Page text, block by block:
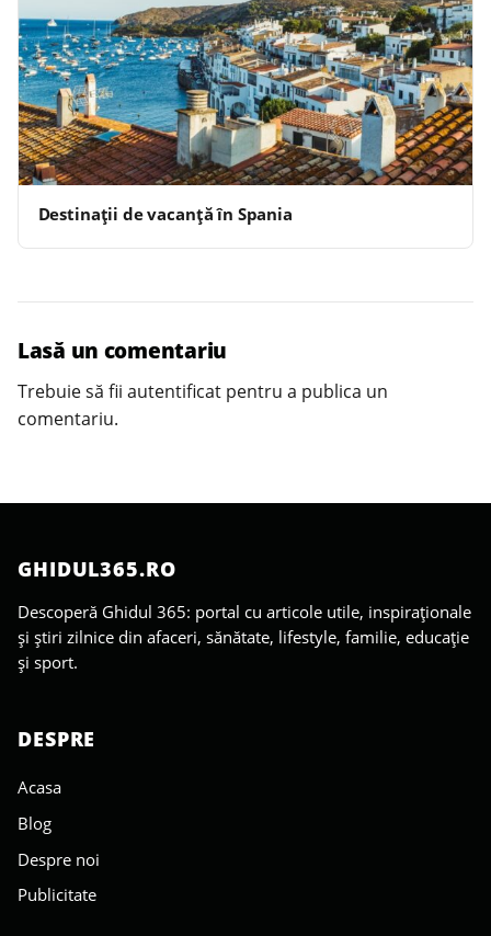
Destinații de vacanță în Spania
Lasă un comentariu
Trebuie să fii autentificat pentru a publica un
comentariu.
GHIDUL365.RO
Descoperă Ghidul 365: portal cu articole utile, inspiraționale
și știri zilnice din afaceri, sănătate, lifestyle, familie, educație
și sport.
DESPRE
Acasa
Blog
Despre noi
Publicitate